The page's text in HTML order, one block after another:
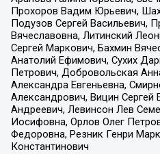
Прохоров Вадим Юрьевич,
Подузов Сергей Васильевич,
Вячеславовна, Литинский
Сергей Маркович, Бахмин
Анатолий Ефимович, Сухих
Петрович, Добровольская
Александра Евгеньевна,
Александрович, Вицин Сергей
Андреевич, Левинсон Лев
Иосифовна, Орлов Олег
Федоровна, Резник Генри
Константинович